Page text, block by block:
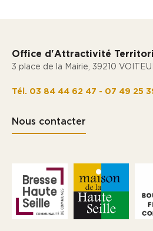
Office d'Attractivité
3 place de la Mairie, 39210
Tél. 03 84 44 62 47 - 07 49 25
Nous contacter